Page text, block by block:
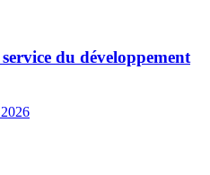
du développement